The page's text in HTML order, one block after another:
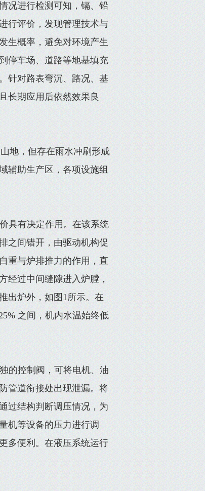
况进行检测可知，镉、铅
行评价，发现管理技术与
生概率，避免对环境产生
停车场、道路等地基填充
针对路表弯沉、路况、基
长期应用后依然效果良
地，但存在雨水冲刷形成
辅助生产区，各项设施组
具有决定作用。在该系统
之间错开，由驱动机构促
重与炉排推力的作用，直
经过中间缝隙进入炉膛，
出炉外，如图1所示。在
之间，机内水温始终低
的控制阀，可将电机、油
管道衔接处出现泄漏。将
过结构判断调压情况，为
机等设备的压力进行调
多便利。在液压系统运行